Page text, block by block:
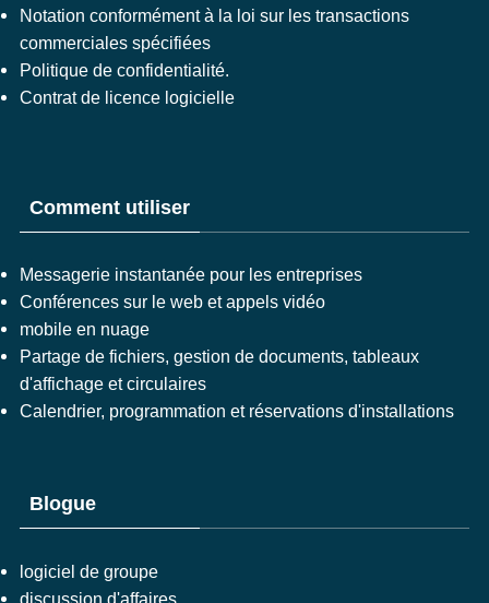
Notation conformément à la loi sur les transactions
commerciales spécifiées
Politique de confidentialité.
Contrat de licence logicielle
Comment utiliser
Messagerie instantanée pour les entreprises
Conférences sur le web et appels vidéo
mobile en nuage
Partage de fichiers, gestion de documents, tableaux
d'affichage et circulaires
Calendrier, programmation et réservations d'installations
Blogue
logiciel de groupe
discussion d'affaires